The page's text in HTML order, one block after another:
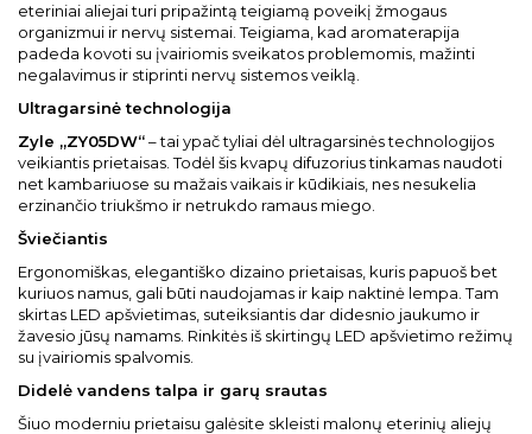
eteriniai aliejai turi pripažintą teigiamą poveikį žmogaus
organizmui ir nervų sistemai. Teigiama, kad aromaterapija
padeda kovoti su įvairiomis sveikatos problemomis, mažinti
negalavimus ir stiprinti nervų sistemos veiklą.
Ultragarsinė technologija
Zyle „ZY05DW“– tai ypač tyliai dėl ultragarsinės technologijos
veikiantis prietaisas. Todėl šis kvapų difuzorius tinkamas naudoti
net kambariuose su mažais vaikais ir kūdikiais, nes nesukelia
erzinančio triukšmo ir netrukdo ramaus miego.
Šviečiantis
Ergonomiškas, elegantiško dizaino prietaisas, kuris papuoš bet
kuriuos namus, gali būti naudojamas ir kaip naktinė lempa. Tam
skirtas LED apšvietimas, suteiksiantis dar didesnio jaukumo ir
žavesio jūsų namams. Rinkitės iš skirtingų LED apšvietimo režimų
su įvairiomis spalvomis.
Didelė vandens talpa ir garų srautas
Šiuo moderniu prietaisu galėsite skleisti malonų eterinių aliejų